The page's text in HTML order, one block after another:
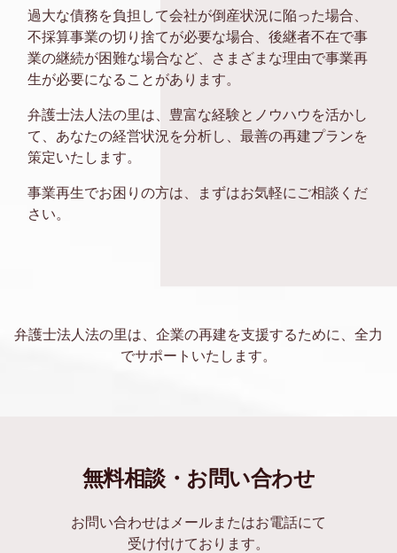
過大な債務を負担して会社が倒産状況に陥った場合、
不採算事業の切り捨てが必要な場合、後継者不在で事
業の継続が困難な場合など、さまざまな理由で事業再
生が必要になることがあります。
弁護士法人法の里は、豊富な経験とノウハウを活かし
て、あなたの経営状況を分析し、最善の再建プランを
策定いたします。
事業再生でお困りの方は、まずはお気軽にご相談くだ
さい。
弁護士法人法の里は、企業の再建を支援するために、全力
でサポートいたします。
無料相談・お問い合わせ
お問い合わせはメールまたはお電話にて
受け付けております。